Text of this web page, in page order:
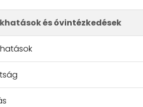
és óvintézkedések